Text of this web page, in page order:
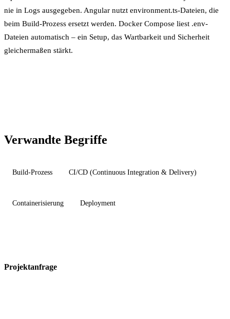
nie in Logs ausgegeben. Angular nutzt environment.ts-Dateien, die
beim Build-Prozess ersetzt werden. Docker Compose liest .env-
Dateien automatisch – ein Setup, das Wartbarkeit und Sicherheit
gleichermaßen stärkt.
Verwandte Begriffe
Build-Prozess CI/CD (Continuous Integration & Delivery)
Containerisierung Deployment
Projektanfrage